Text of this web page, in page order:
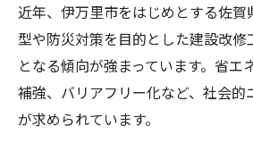
近年、伊万里市をはじめとする佐賀
型や防災対策を目的とした建設改
となる傾向が強まっています。省エ
補強、バリアフリー化など、社会的
が求められています。